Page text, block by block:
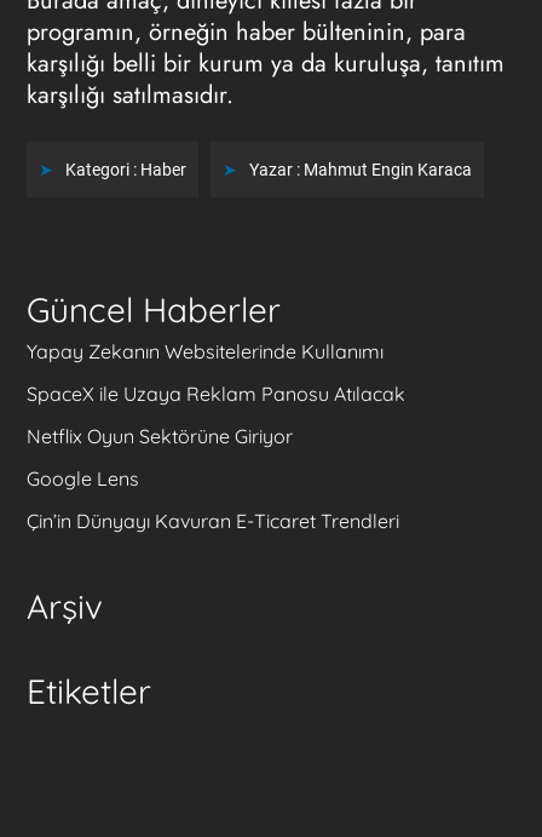
programın, örneğin haber bülteninin, para
karşılığı belli bir kurum ya da kuruluşa, tanıtım
karşılığı satılmasıdır.
Kategori : Haber Yazar : Mahmut Engin Karaca
Güncel Haberler
Yapay Zekanın Websitelerinde Kullanımı
SpaceX ile Uzaya Reklam Panosu Atılacak
Netflix Oyun Sektörüne Giriyor
Google Lens
Çin’in Dünyayı Kavuran E-Ticaret Trendleri
Arşiv
Etiketler